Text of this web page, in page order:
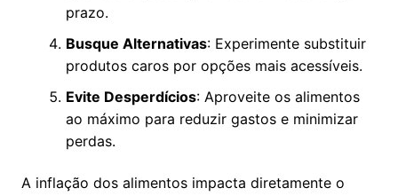
prazo.
Busque Alternativas: Experimente substituir
produtos caros por opções mais acessíveis.
Evite Desperdícios: Aproveite os alimentos
ao máximo para reduzir gastos e minimizar
perdas.
A inflação dos alimentos impacta diretamente o